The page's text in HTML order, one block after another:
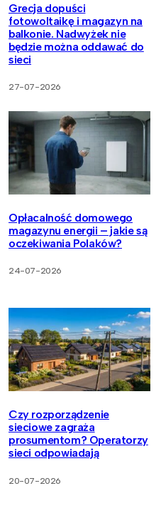
Grecja dopuści
fotowoltaikę i magazyn na
balkonie. Nadwyżek nie
będzie można oddawać do
sieci
27-07-2026
Opłacalność domowego
magazynu energii – jakie są
oczekiwania Polaków?
24-07-2026
Czy rozporządzenie
sieciowe zagraża
prosumentom? Operatorzy
sieci odpowiadają
20-07-2026